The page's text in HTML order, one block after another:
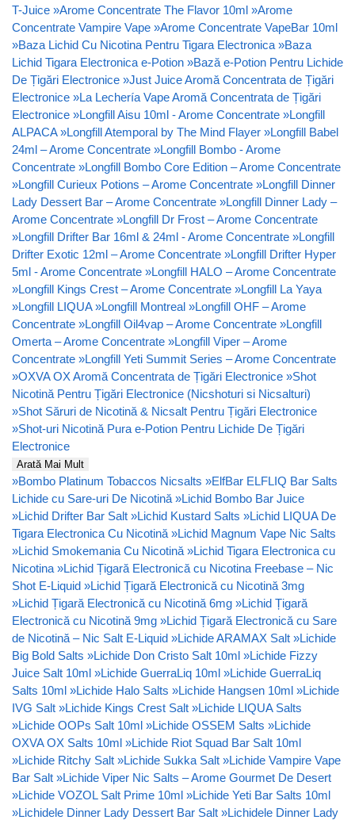
T-Juice »Arome Concentrate The Flavor 10ml »Arome
Concentrate Vampire Vape »Arome Concentrate VapeBar 10ml
»Baza Lichid Cu Nicotina Pentru Tigara Electronica »Baza
Lichid Tigara Electronica e-Potion »Bază e-Potion Pentru Lichide
De Țigări Electronice »Just Juice Aromă Concentrata de Țigări
Electronice »La Lechería Vape Aromă Concentrata de Țigări
Electronice »Longfill Aisu 10ml - Arome Concentrate »Longfill
ALPACA »Longfill Atemporal by The Mind Flayer »Longfill Babel
24ml – Arome Concentrate »Longfill Bombo - Arome
Concentrate »Longfill Bombo Core Edition – Arome Concentrate
»Longfill Curieux Potions – Arome Concentrate »Longfill Dinner
Lady Dessert Bar – Arome Concentrate »Longfill Dinner Lady –
Arome Concentrate »Longfill Dr Frost – Arome Concentrate
»Longfill Drifter Bar 16ml & 24ml - Arome Concentrate »Longfill
Drifter Exotic 12ml – Arome Concentrate »Longfill Drifter Hyper
5ml - Arome Concentrate »Longfill HALO – Arome Concentrate
»Longfill Kings Crest – Arome Concentrate »Longfill La Yaya
»Longfill LIQUA »Longfill Montreal »Longfill OHF – Arome
Concentrate »Longfill Oil4vap – Arome Concentrate »Longfill
Omerta – Arome Concentrate »Longfill Viper – Arome
Concentrate »Longfill Yeti Summit Series – Arome Concentrate
»OXVA OX Aromă Concentrata de Țigări Electronice »Shot
Nicotină Pentru Țigări Electronice (Nicshoturi si Nicsalturi)
»Shot Săruri de Nicotină & Nicsalt Pentru Țigări Electronice
»Shot-uri Nicotină Pura e-Potion Pentru Lichide De Țigări
Electronice
Arată Mai Mult
»Bombo Platinum Tobaccos Nicsalts »ElfBar ELFLIQ Bar Salts
Lichide cu Sare-uri De Nicotină »Lichid Bombo Bar Juice
»Lichid Drifter Bar Salt »Lichid Kustard Salts »Lichid LIQUA De
Tigara Electronica Cu Nicotină »Lichid Magnum Vape Nic Salts
»Lichid Smokemania Cu Nicotină »Lichid Tigara Electronica cu
Nicotina »Lichid Țigară Electronică cu Nicotina Freebase – Nic
Shot E-Liquid »Lichid Țigară Electronică cu Nicotină 3mg
»Lichid Țigară Electronică cu Nicotină 6mg »Lichid Țigară
Electronică cu Nicotină 9mg »Lichid Țigară Electronică cu Sare
de Nicotină – Nic Salt E-Liquid »Lichide ARAMAX Salt »Lichide
Big Bold Salts »Lichide Don Cristo Salt 10ml »Lichide Fizzy
Juice Salt 10ml »Lichide GuerraLiq 10ml »Lichide GuerraLiq
Salts 10ml »Lichide Halo Salts »Lichide Hangsen 10ml »Lichide
IVG Salt »Lichide Kings Crest Salt »Lichide LIQUA Salts
»Lichide OOPs Salt 10ml »Lichide OSSEM Salts »Lichide
OXVA OX Salts 10ml »Lichide Riot Squad Bar Salt 10ml
»Lichide Ritchy Salt »Lichide Sukka Salt »Lichide Vampire Vape
Bar Salt »Lichide Viper Nic Salts – Arome Gourmet De Desert
»Lichide VOZOL Salt Prime 10ml »Lichide Yeti Bar Salts 10ml
»Lichidele Dinner Lady Dessert Bar Salt »Lichidele Dinner Lady